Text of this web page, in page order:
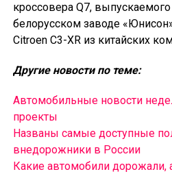
кроссовера Q7,
белорусском заводе
Citroen C3-XR из китайских
Другие новости по теме:
Автомобильные новости
проекты
Названы самые доступные
внедорожники в России
Какие автомобили